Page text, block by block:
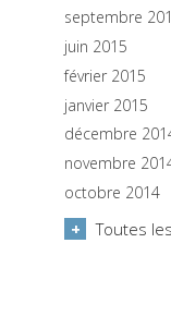
septembre
juin 2015
février 2015
janvier 2015
décembre
novembre
octobre 2014
Toutes